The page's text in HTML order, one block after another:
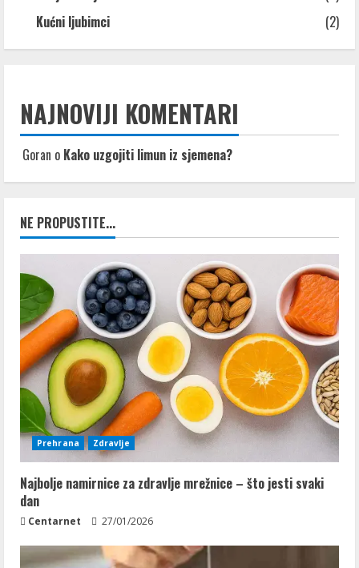
Kućni ljubimci
(2)
NAJNOVIJI KOMENTARI
Goran o Kako uzgojiti limun iz sjemena?
NE PROPUSTITE...
Prehrana Zdravlje
Najbolje namirnice za zdravlje mrežnice – što jesti svaki
dan
Centarnet 27/01/2026